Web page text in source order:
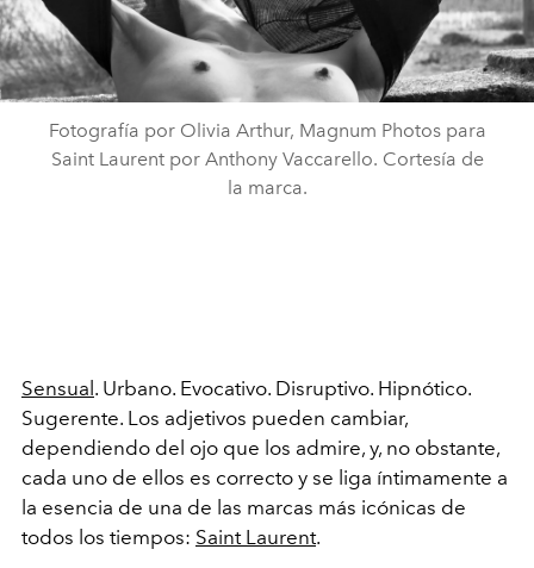
Fotografía por Olivia Arthur, Magnum Photos para
Saint Laurent por Anthony Vaccarello. Cortesía de
la marca.
Sensual . Urbano. Evocativo. Disruptivo. Hipnótico.
Sugerente. Los adjetivos pueden cambiar,
dependiendo del ojo que los admire, y, no obstante,
cada uno de ellos es correcto y se liga íntimamente a
la esencia de una de las marcas más icónicas de
todos los tiempos: Saint Laurent.